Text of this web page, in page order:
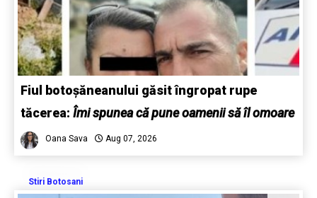
Fiul botoșăneanului găsit îngropat rupe
tăcerea: Îmi spunea că pune oamenii să îl omoare
Oana Sava Aug 07, 2026
Stiri Botosani